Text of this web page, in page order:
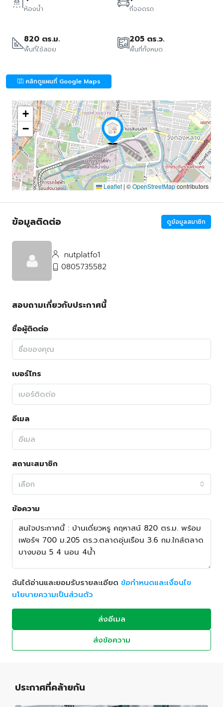
ห้องน้ำ ที่จอดรถ
820 ตร.ม.
พื้นที่ใช้สอย
205 ตร.ว.
พื้นที่ทั้งหมด
คลิกดูแผนที่ Google Maps
+
−
Leaflet | ©OpenStreetMapcontributors
ข้อมูลติดต่อ ดูข้อมูลสมาชิก
nutplatfo1
0805735582
สอบถามเกี่ยวกับประกาศนี้
ชื่อผู้ติดต่อ
เบอร์โทร
อีเมล
สถานะสมาชิก
เลือก
ข้อความ
ฉันได้อ่านและยอมรับรายละเอียด ข้อกำหนดและเงื่อนไข
นโยบายความเป็นส่วนตัว
ส่งอีเมล
ส่งข้อความ
ประกาศที่คล้ายกัน